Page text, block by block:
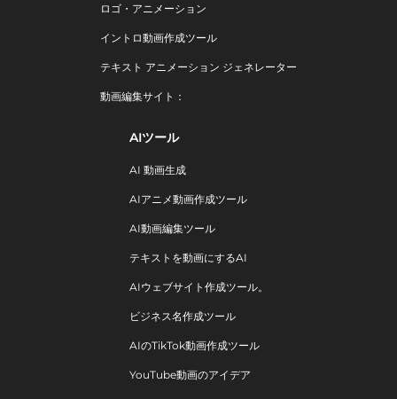
ロゴ・アニメーション
イントロ動画作成ツール
テキスト アニメーション ジェネレーター
動画編集サイト：
AIツール
AI 動画生成
AIアニメ動画作成ツール
AI動画編集ツール
テキストを動画にするAI
AIウェブサイト作成ツール。
ビジネス名作成ツール
AIのTikTok動画作成ツール
YouTube動画のアイデア